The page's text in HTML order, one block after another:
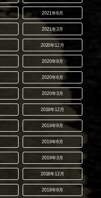
2021年6月
2021年3月
2020年12月
2020年9月
2020年6月
2020年3月
2019年12月
2019年9月
2019年6月
2019年3月
2018年12月
2018年9月